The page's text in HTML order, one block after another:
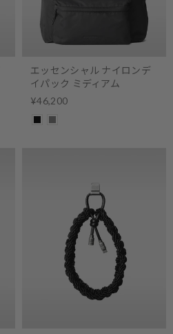
エッセンシャル ナイロンデ
イパック ミディアム
¥46,200